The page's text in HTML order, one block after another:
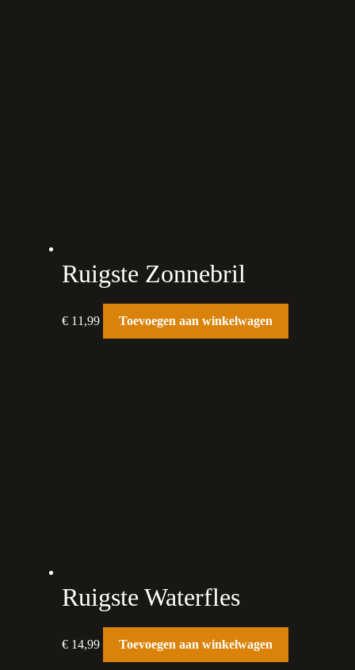
Ruigste Zonnebril
€ 11,99 Toevoegen aan winkelwagen
Ruigste Waterfles
€ 14,99 Toevoegen aan winkelwagen